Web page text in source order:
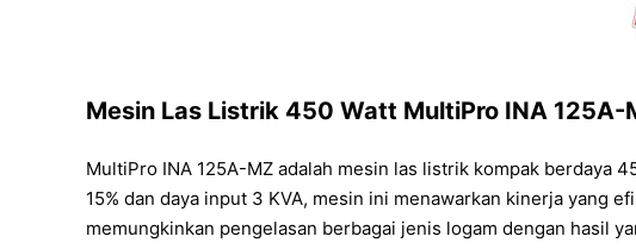
Mesin Las Listrik 450 Watt MultiPro INA 125A-
MultiPro INA 125A-MZ adalah mesin las listrik kompak berdaya
15% dan daya input 3 KVA, mesin ini menawarkan kinerja yang
memungkinkan pengelasan berbagai jenis logam dengan hasil